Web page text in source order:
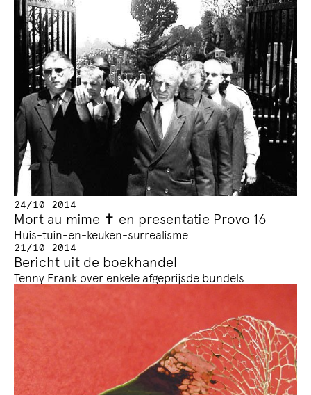
24/10 2014
Mort au mime ✝ en presentatie Provo 16
Huis-tuin-en-keuken-surrealisme
21/10 2014
Bericht uit de boekhandel
Tenny Frank over enkele afgeprijsde bundels